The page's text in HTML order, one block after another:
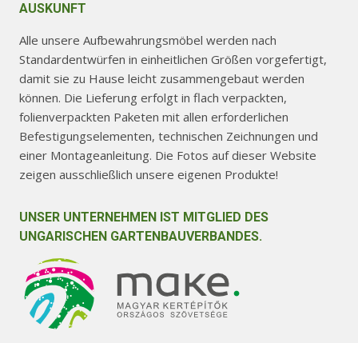
AUSKUNFT
Alle unsere Aufbewahrungsmöbel werden nach
Standardentwürfen in einheitlichen Größen vorgefertigt,
damit sie zu Hause leicht zusammengebaut werden
können. Die Lieferung erfolgt in flach verpackten,
folienverpackten Paketen mit allen erforderlichen
Befestigungselementen, technischen Zeichnungen und
einer Montageanleitung. Die Fotos auf dieser Website
zeigen ausschließlich unsere eigenen Produkte!
UNSER UNTERNEHMEN IST MITGLIED DES
UNGARISCHEN GARTENBAUVERBANDES.